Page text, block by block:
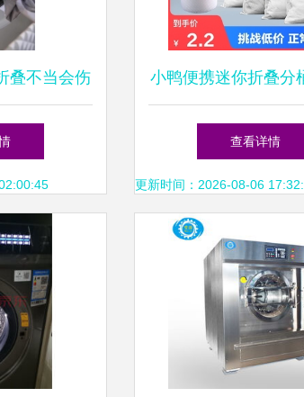
叠不当会伤
床上用品
机给出正
小鸭便携迷你折叠分
衣机 小空间里的智
命
查看详情
更新时间：2026-08-06